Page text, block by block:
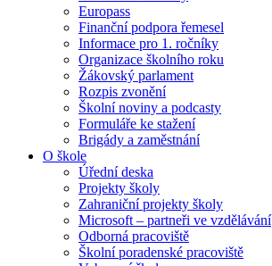
Europass
Finanční podpora řemesel
Informace pro 1. ročníky
Organizace školního roku
Žákovský parlament
Rozpis zvonění
Školní noviny a podcasty
Formuláře ke stažení
Brigády a zaměstnání
O škole
Úřední deska
Projekty školy
Zahraniční projekty školy
Microsoft – partneři ve vzdělávání
Odborná pracoviště
Školní poradenské pracoviště